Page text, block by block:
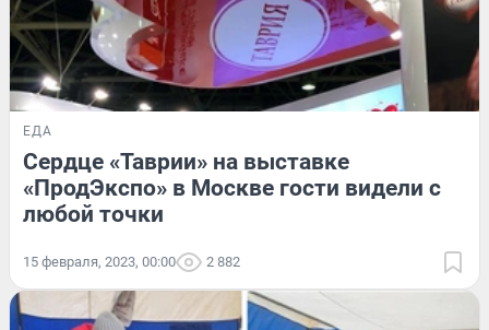
ЕДА
Сердце «Таврии» на выставке
«ПродЭкспо» в Москве гости видели с
любой точки
15 февраля, 2023, 00:00 2 882